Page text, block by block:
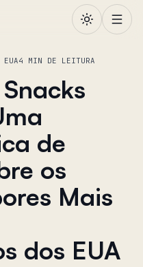
EUA4 MIN DE LEITURA
de
os
Mais
dos EUA